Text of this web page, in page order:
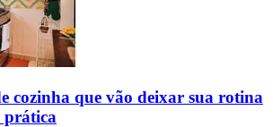
cozinha que vão deixar sua rotina
prática